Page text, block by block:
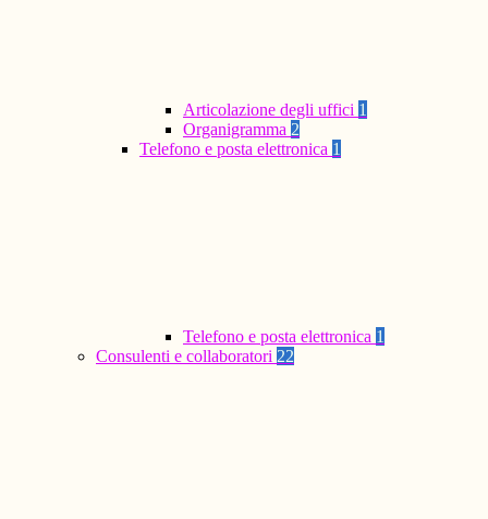
Articolazione degli uffici 1
Organigramma 2
Telefono e posta elettronica 1
Telefono e posta elettronica 1
Consulenti e collaboratori 22